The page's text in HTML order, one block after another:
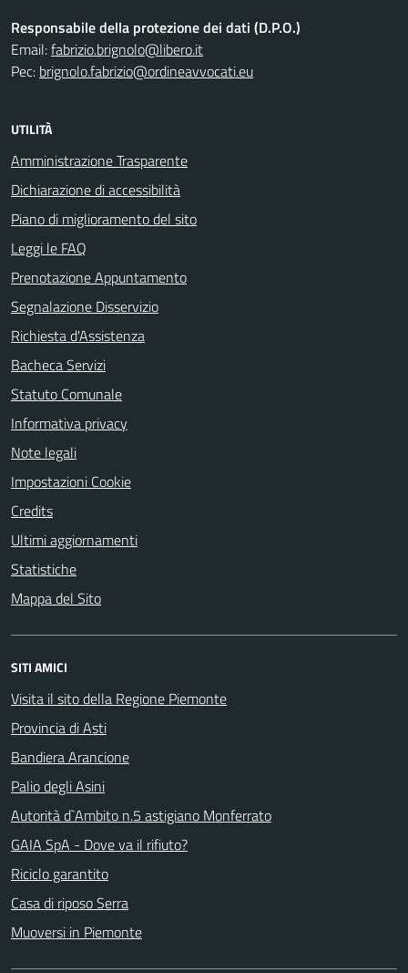
Responsabile della protezione dei dati (D.P.O.)
Email:fabrizio.brignolo@libero.it
Pec: brignolo.fabrizio@ordineavvocati.eu
UTILITÀ
Amministrazione Trasparente
Dichiarazione di accessibilità
Piano di miglioramento del sito
Leggi le FAQ
Prenotazione Appuntamento
Segnalazione Disservizio
Richiesta d'Assistenza
Bacheca Servizi
Statuto Comunale
Informativa privacy
Note legali
Impostazioni Cookie
Credits
Ultimi aggiornamenti
Statistiche
Mappa del Sito
SITI AMICI
Visita il sito della Regione Piemonte
Provincia di Asti
Bandiera Arancione
Palio degli Asini
Autorità d`Ambito n.5 astigiano Monferrato
GAIA SpA - Dove va il rifiuto?
Riciclo garantito
Casa di riposo Serra
Muoversi in Piemonte